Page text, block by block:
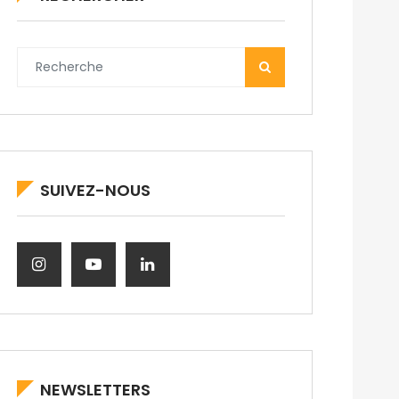
SUIVEZ-NOUS
NEWSLETTERS